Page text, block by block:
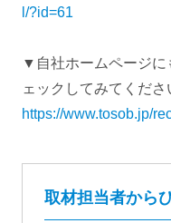
l/?id=61
▼自社ホームページに
ェックしてみてくださ
https://www.tosob.jp/
取材担当者から